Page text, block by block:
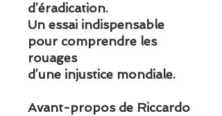
d’éradication.
Un essai indispensable
pour comprendre les
rouages
d’une injustice mondiale.
Avant-propos de Riccardo